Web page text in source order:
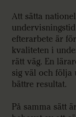
Att sätta
efterarbete är
kvaliteten i
rätt väg. En
sig väl och följa
bättre resultat.
På samma sätt